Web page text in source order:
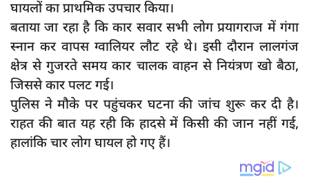
Register
English
घायलों का प्राथमिक उपचार किया।
बताया जा रहा है कि कार सवार सभी लोग प्रयागराज में गंगा
स्नान कर वापस ग्वालियर लौट रहे थे। इसी दौरान लालगंज
क्षेत्र से गुजरते समय कार चालक वाहन से नियंत्रण खो बैठा,
जिससे कार पलट गई।
पुलिस ने मौके पर पहुंचकर घटना की जांच शुरू कर दी है।
राहत की बात यह रही कि हादसे में किसी की जान नहीं गई,
हालांकि चार लोग घायल हो गए हैं।